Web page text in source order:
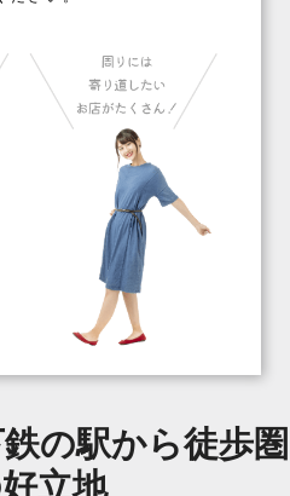
の駅から徒歩圏
立地